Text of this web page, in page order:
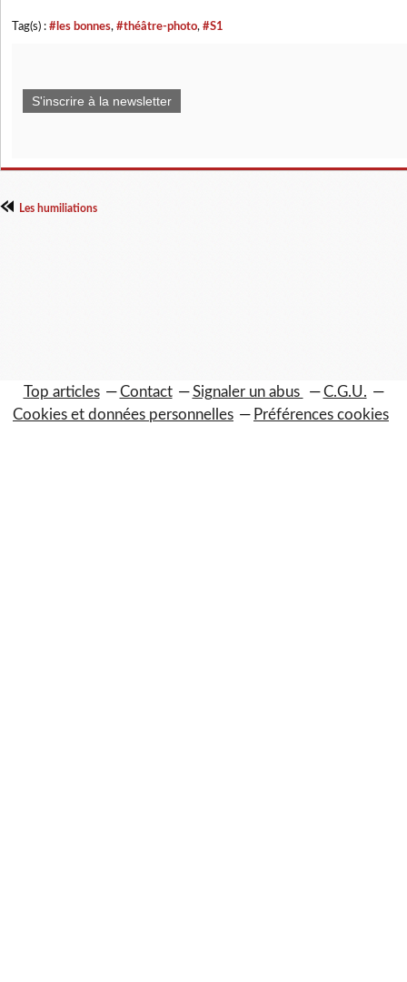
Tag(s) : #les bonnes, #théâtre-photo, #S1
S'inscrire à la newsletter
Les humiliations
Top articles Contact Signaler un abus
C.G.U.
Cookies et données personnelles
Préférences cookies